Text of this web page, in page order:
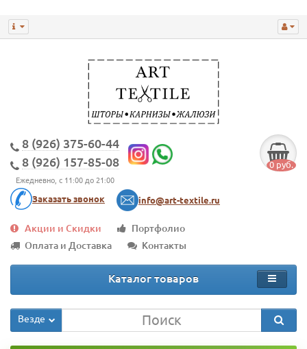
8 (926) 375-60-44
8 (926) 157-85-08
Ежедневно, с 11:00 до 21:00
Заказать звонок info@art-textile.ru
0 руб.
Акции и Скидки
Портфолио
Оплата и Доставка
Контакты
Каталог товаров
Везде